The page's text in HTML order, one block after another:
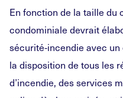
En fonction de la taille du
condominiale devrait
sécurité‑incendie avec
la disposition de tous les
d’incendie, des services